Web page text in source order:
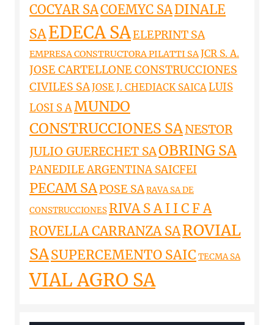
COCYAR SACOEMYC SADINALE
SAEDECA SAELEPRINT SA
EMPRESA CONSTRUCTORA PILATTI SAJCR S. A.
JOSE CARTELLONE CONSTRUCCIONES
CIVILES SAJOSE J. CHEDIACK SAICA LUIS
LOSI S AMUNDO
CONSTRUCCIONES SANESTOR
JULIO GUERECHET SAOBRING SA
PANEDILE ARGENTINA SAICFEI
PECAM SAPOSE SARAVA SA DE
CONSTRUCCIONES RIVA S A I I C F A
ROVELLA CARRANZA SAROVIAL
SASUPERCEMENTO SAIC TECMA SA
VIAL AGRO SA